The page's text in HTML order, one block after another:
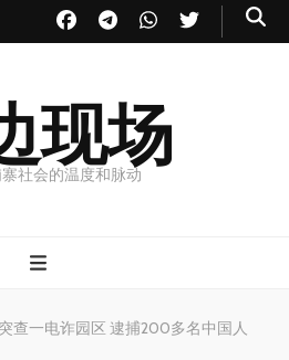
现场
社会的温度和脉动
查一电诈园区 逮捕200多名中国人